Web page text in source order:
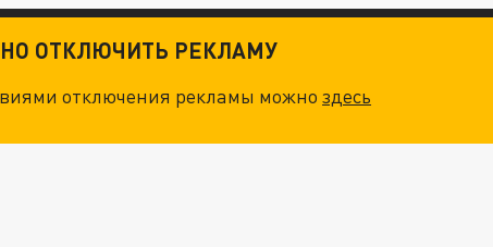
ОТКЛЮЧИТЬ РЕКЛАМУ
отключения рекламы можноздесь